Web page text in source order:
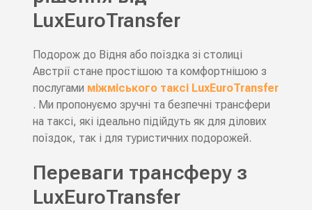
LuxEuroTransfer
Подорож до Відня або поїздка зі столиці
Австрії стане простішою та комфортнішою з
послугами міжміського таксі LuxEuroTransfer
. Ми пропонуємо зручні та безпечні трансфери
на таксі, які ідеально підійдуть як для ділових
поїздок, так і для туристичних подорожей.
Переваги трансферу з
LuxEuroTransfer